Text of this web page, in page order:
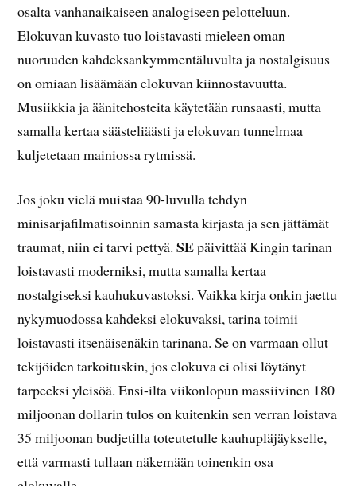
osalta vanhanaikaiseen analogiseen pelotteluun.
Elokuvan kuvasto tuo loistavasti mieleen oman
nuoruuden kahdeksankymmentäluvulta ja nostalgisuus
on omiaan lisäämään elokuvan kiinnostavuutta.
Musiikkia ja äänitehosteita käytetään runsaasti, mutta
samalla kertaa säästeliäästi ja elokuvan tunnelmaa
kuljetetaan mainiossa rytmissä.
Jos joku vielä muistaa 90-luvulla tehdyn
minisarjafilmatisoinnin samasta kirjasta ja sen jättämät
traumat, niin ei tarvi pettyä.SEpäivittää Kingin tarinan
loistavasti moderniksi, mutta samalla kertaa
nostalgiseksi kauhukuvastoksi. Vaikka kirja onkin jaettu
nykymuodossa kahdeksi elokuvaksi, tarina toimii
loistavasti itsenäisenäkin tarinana. Se on varmaan ollut
tekijöiden tarkoituskin, jos elokuva ei olisi löytänyt
tarpeeksi yleisöä. Ensi-ilta viikonlopun massiivinen 180
miljoonan dollarin tulos on kuitenkin sen verran loistava
35 miljoonan budjetilla toteutetulle kauhupläjäykselle,
että varmasti tullaan näkemään toinenkin osa